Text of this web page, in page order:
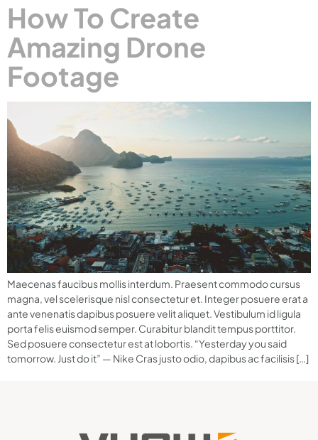
How To Create
Amazing Drone
Footage
Maecenas faucibus mollis interdum. Praesent commodo cursus
magna, vel scelerisque nisl consectetur et. Integer posuere erat a
ante venenatis dapibus posuere velit aliquet. Vestibulum id ligula
porta felis euismod semper. Curabitur blandit tempus porttitor.
Sed posuere consectetur est at lobortis. “Yesterday you said
tomorrow. Just do it” — Nike Cras justo odio, dapibus ac facilisis […]